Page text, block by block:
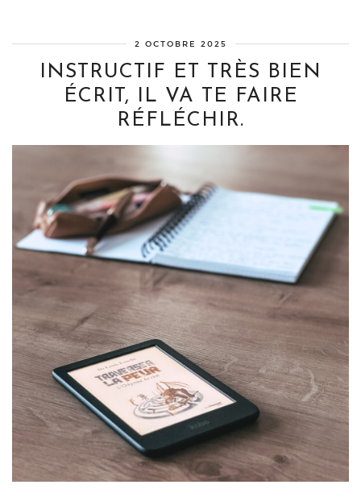
2 OCTOBRE 2025
INSTRUCTIF ET TRÈS BIEN
ÉCRIT, IL VA TE FAIRE
RÉFLÉCHIR.